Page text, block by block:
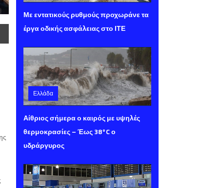
Πέμπτη 06 Αυγούστου 2026 13:32
Με εντατικούς ρυθμούς προχωράνε τα
έργα οδικής ασφάλειας στο ΙΤΕ
Ελλάδα
Πέμπτη 06 Αυγούστου 2026 11:52
Αίθριος σήμερα ο καιρός με υψηλές
θερμοκρασίες – Έως 38°C ο
υδράργυρος